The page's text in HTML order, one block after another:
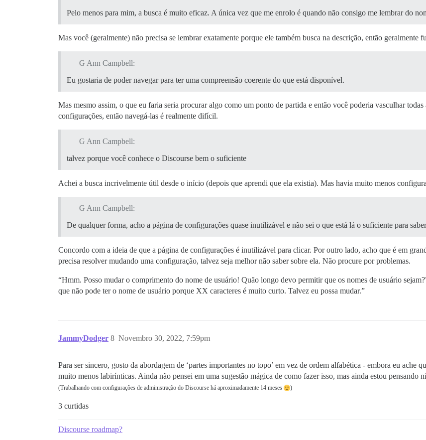
Pelo menos para mim, a busca é muito eficaz. A única vez que me enrolo é quando não consigo me lembrar do
Mas você (geralmente) não precisa se lembrar exatamente porque ele também busca na descrição, então geralmente
G Ann Campbell:
Eu gostaria de poder navegar para ter uma compreensão coerente do que está disponível.
Mas mesmo assim, o que eu faria seria procurar algo como um ponto de partida e então você poderia vasculhar
configurações, então navegá-las é realmente difícil.
G Ann Campbell:
talvez porque você conhece o Discourse bem o suficiente
Achei a busca incrivelmente útil desde o início (depois que aprendi que ela existia). Mas havia muito menos
G Ann Campbell:
De qualquer forma, acho a página de configurações quase inutilizável e não sei o que está lá o suficiente para
Concordo com a ideia de que a página de configurações é inutilizável para clicar. Por outro lado, acho que é em
precisa resolver mudando uma configuração, talvez seja melhor não saber sobre ela. Não procure por problemas.
“Hmm. Posso mudar o comprimento do nome de usuário! Quão longo devo permitir que os nomes de usuário
que não pode ter o nome de usuário porque XX caracteres é muito curto. Talvez eu possa mudar.”
JammyDodger Novembro 30, 2022, 7:59pm
8
Para ser sincero, gosto da abordagem de ‘partes importantes no topo’ em vez de ordem alfabética - embora eu ache
muito menos labirínticas. Ainda não pensei em uma sugestão mágica de como fazer isso, mas ainda estou pensando
(Trabalhando com configurações de administração do Discourse há aproximadamente 14 meses )
3 curtidas
Discourse roadmap?